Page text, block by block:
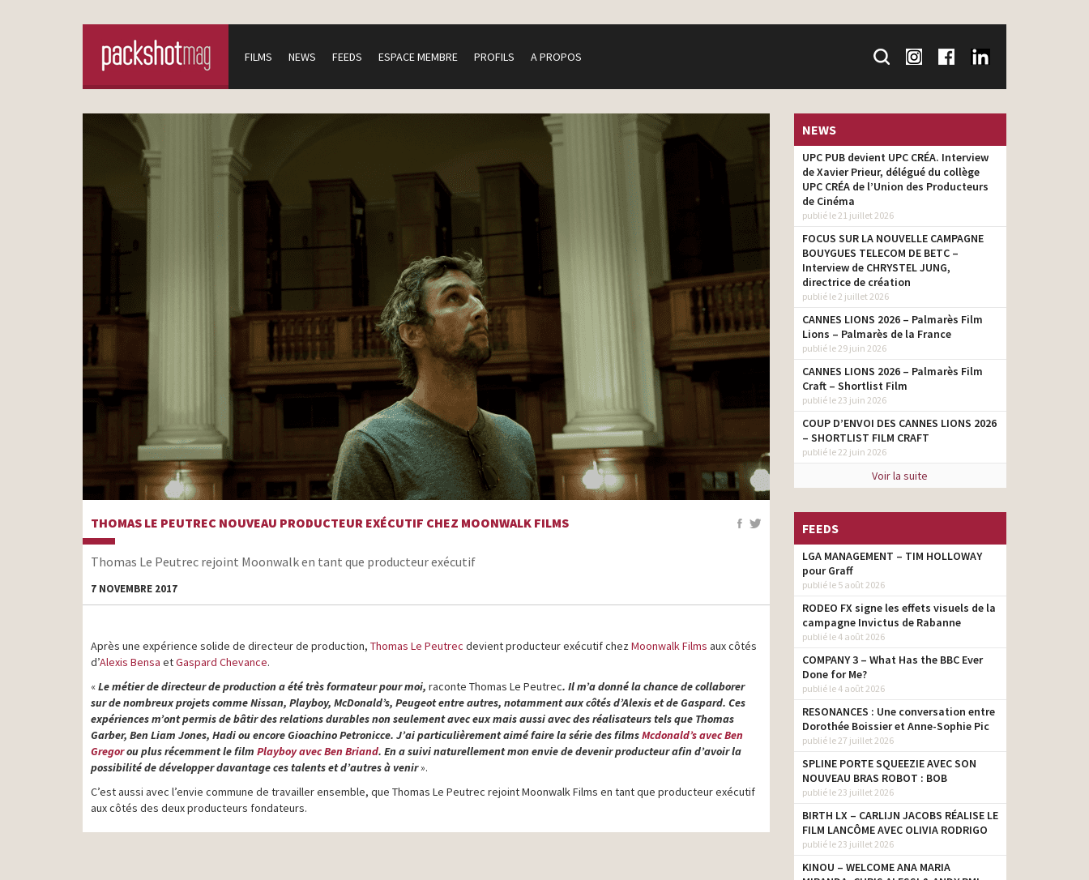
FILMS NEWS FEEDS ESPACE MEMBRE PROFILS A PROPOS
THOMAS LE PEUTREC NOUVEAU PRODUCTEUR EXÉCUTIF CHEZ MOONWALK FILMS
Thomas Le Peutrec rejoint Moonwalk en tant que producteur exécutif
7 NOVEMBRE 2017
Après une expérience solide de directeur de production, Thomas Le Peutrec devient producteur exécutif chezMoonwalk Films aux côtés
d’Alexis Bensa etGaspard Chevance.
«Le métier de directeur de production a été très formateur pour moi, raconte Thomas Le Peutrec. Il m’a donné la chance de collaborer
sur de nombreux projets comme Nissan, Playboy, McDonald’s, Peugeot entre autres, notamment aux côtés d’Alexis et de Gaspard. Ces
expériences m’ont permis de bâtir des relations durables non seulement avec eux mais aussi avec des réalisateurs tels que Thomas
Garber, Ben Liam Jones, Hadi ou encore Gioachino Petronicce. J’ai particulièrement aimé faire la série des filmsMcdonald’s avec Ben
Gregorou plus récemment le film Playboy avec Ben Briand. En a suivi naturellement mon envie de devenir producteur afin d’avoir la
possibilité de développer davantage ces talents et d’autres à venir».
C’est aussi avec l’envie commune de travailler ensemble, que Thomas Le Peutrec rejoint Moonwalk Films en tant que producteur exécutif
aux côtés des deux producteurs fondateurs.
NEWS
UPC PUB devient UPC CRÉA. Interview
de Xavier Prieur, délégué du collège
UPC CRÉA de l’Union des Producteurs
de Cinéma
publié le 21 juillet 2026
FOCUS SUR LA NOUVELLE CAMPAGNE
BOUYGUES TELECOM DE BETC –
Interview de CHRYSTEL JUNG,
directrice de création
publié le 2 juillet 2026
CANNES LIONS 2026 – Palmarès Film
Lions – Palmarès de la France
publié le 29 juin 2026
CANNES LIONS 2026 – Palmarès Film
Craft – Shortlist Film
publié le 23 juin 2026
COUP D’ENVOI DES CANNES LIONS 2026
– SHORTLIST FILM CRAFT
publié le 22 juin 2026
Voir la suite
FEEDS
LGA MANAGEMENT – TIM HOLLOWAY
pour Graff
publié le 5 août 2026
RODEO FX signe les effets visuels de la
campagne Invictus de Rabanne
publié le 4 août 2026
COMPANY 3 – What Has the BBC Ever
Done for Me?
publié le 4 août 2026
RESONANCES : Une conversation entre
Dorothée Boissier et Anne-Sophie Pic
publié le 27 juillet 2026
SPLINE PORTE SQUEEZIE AVEC SON
NOUVEAU BRAS ROBOT : BOB
publié le 23 juillet 2026
BIRTH LX – CARLIJN JACOBS RÉALISE LE
FILM LANCÔME AVEC OLIVIA RODRIGO
publié le 23 juillet 2026
KINOU – WELCOME ANA MARIA